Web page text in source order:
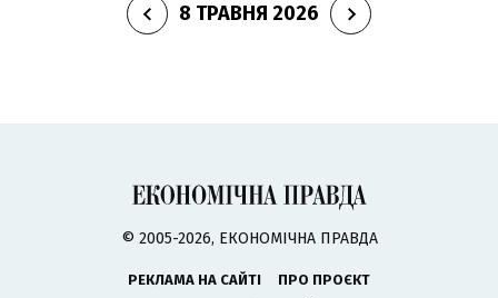
8 ТРАВНЯ 2026
© 2005-2026, ЕКОНОМІЧНА ПРАВДА
РЕКЛАМА НА САЙТІ
ПРО ПРОЄКТ